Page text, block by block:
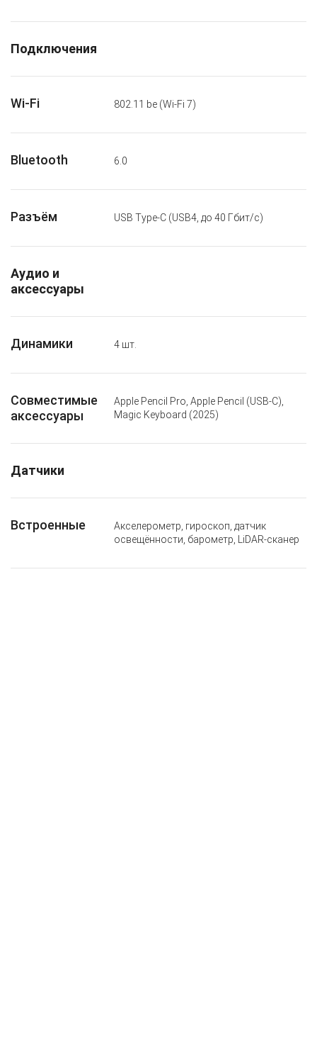
Подключения
Wi-Fi 802.11 be (Wi-Fi 7)
Bluetooth 6.0
Разъём USB Type-C (USB4, до 40 Гбит/с)
Аудио и
аксессуары
Динамики 4 шт.
Совместимые
аксессуары
Apple Pencil Pro, Apple Pencil (USB-C),
Magic Keyboard (2025)
Датчики
Встроенные
Акселерометр, гироскоп, датчик
освещённости, барометр, LiDAR-сканер